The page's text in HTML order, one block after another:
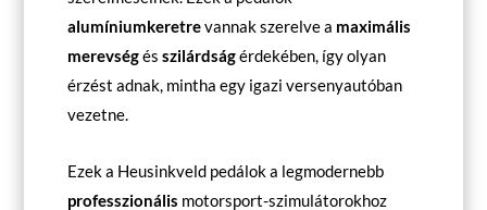
alumíniumkeretrevannak szerelve a maximális
merevségésszilárdságérdekében, így olyan
érzést adnak, mintha egy igazi versenyautóban
vezetne.
Ezek a Heusinkveld pedálok a legmodernebb
professzionális motorsport-szimulátorokhoz